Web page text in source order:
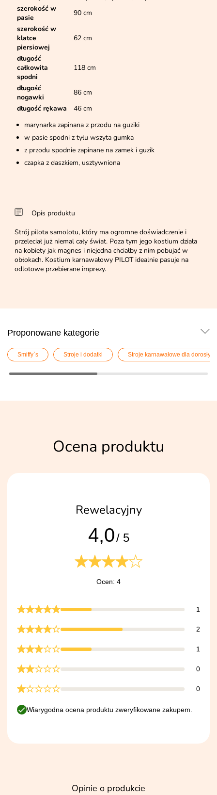
szerokość w
pasie
90 cm
szerokość w
klatce
piersiowej
62 cm
długość
całkowita
spodni
118 cm
długość
nogawki
86 cm
długość rękawa
46 cm
marynarka zapinana z przodu na guziki
w pasie spodni z tyłu wszyta gumka
z przodu spodnie zapinane na zamek i guzik
czapka z daszkiem, usztywniona
Opis produktu
Strój pilota samolotu, który ma ogromne doświadczenie i
przeleciał już niemal cały świat. Poza tym jego kostium działa
na kobiety jak magnes i niejedna chciałby z nim pobujać w
obłokach. Kostium karnawałowy PILOT idealnie pasuje na
odlotowe przebierane imprezy.
Proponowane kategorie
Smiffy`s Stroje i dodatki Stroje karnawałowe dla dorosłych
Ocena produktu
Rewelacyjny
4,0/ 5
Ocen: 4
1
2
1
0
0
Wiarygodna ocena produktu zweryfikowane zakupem.
Opinie o produkcie